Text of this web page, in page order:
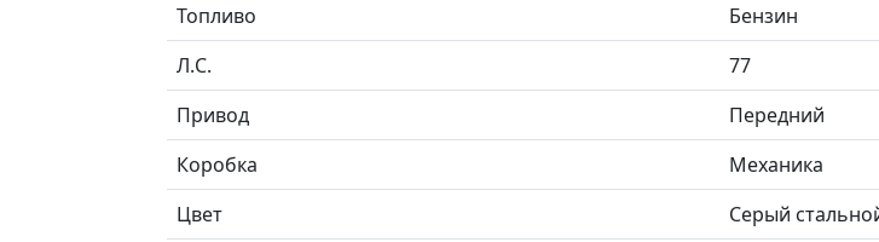
Топливо
Бензин
Л.C.
77
Привод
Передний
Коробка
Механика
Цвет
Серый